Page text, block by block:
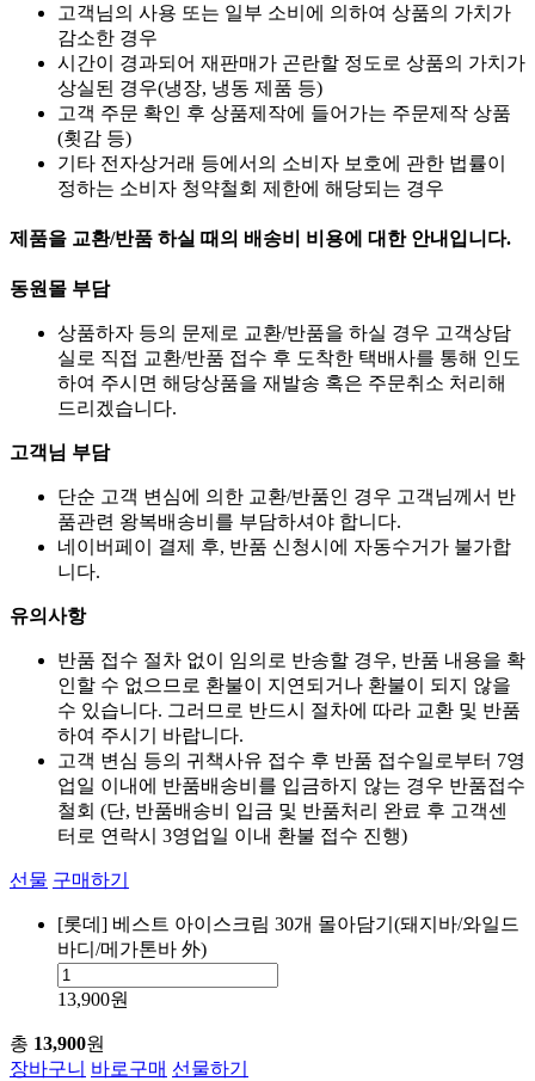
고객님의 사용 또는 일부 소비에 의하여 상품의 가치가
감소한 경우
시간이 경과되어 재판매가 곤란할 정도로 상품의 가치가
상실된 경우(냉장, 냉동 제품 등)
고객 주문 확인 후 상품제작에 들어가는 주문제작 상품
(횟감 등)
기타 전자상거래 등에서의 소비자 보호에 관한 법률이
정하는 소비자 청약철회 제한에 해당되는 경우
제품을 교환/반품 하실 때의 배송비 비용에 대한 안내입니다.
동원몰 부담
상품하자 등의 문제로 교환/반품을 하실 경우 고객상담
실로 직접 교환/반품 접수 후 도착한 택배사를 통해 인도
하여 주시면 해당상품을 재발송 혹은 주문취소 처리해
드리겠습니다.
고객님 부담
단순 고객 변심에 의한 교환/반품인 경우 고객님께서 반
품관련 왕복배송비를 부담하셔야 합니다.
네이버페이 결제 후, 반품 신청시에 자동수거가 불가합
니다.
유의사항
반품 접수 절차 없이 임의로 반송할 경우, 반품 내용을 확
인할 수 없으므로 환불이 지연되거나 환불이 되지 않을
수 있습니다. 그러므로 반드시 절차에 따라 교환 및 반품
하여 주시기 바랍니다.
고객 변심 등의 귀책사유 접수 후 반품 접수일로부터 7영
업일 이내에 반품배송비를 입금하지 않는 경우 반품접수
철회 (단, 반품배송비 입금 및 반품처리 완료 후 고객센
터로 연락시 3영업일 이내 환불 접수 진행)
선물 구매하기
[롯데] 베스트 아이스크림 30개 몰아담기(돼지바/와일드
바디/메가톤바 外)
13,900원
총 13,900원
장바구니 바로구매 선물하기